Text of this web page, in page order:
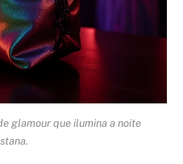
glamour que ilumina a noite